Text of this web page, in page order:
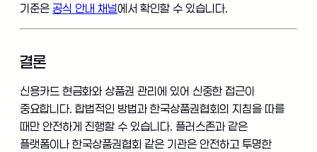
기준은 공식 안내 채널에서 확인할 수 있습니다.
결론
신용카드 현금화와 상품권 관리에 있어 신중한 접근이
중요합니다. 합법적인 방법과 한국상품권협회의 지침을 따를
때만 안전하게 진행할 수 있습니다. 플러스존과 같은
플랫폼이나 한국상품권협회 같은 기관은 안전하고 투명한